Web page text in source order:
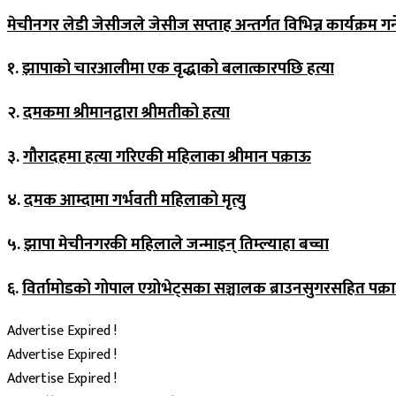
मेचीनगर लेडी जेसीजले जेसीज सप्ताह अन्तर्गत विभिन्न कार्यक्रम
१.झापाको चारआलीमा एक वृद्धाको बलात्कारपछि हत्या
२.दमकमा श्रीमानद्वारा श्रीमतीको हत्या
३.गौरादहमा हत्या गरिएकी महिलाका श्रीमान पक्राऊ
४.दमक आम्दामा गर्भवती महिलाको मृत्यु
५.झापा मेचीनगरकी महिलाले जन्माइन् तिम्ल्याहा बच्चा
६.विर्तामोडको गोपाल एग्रोभेट्सका सञ्चालक ब्राउनसुगरसहित
Advertise Expired !
Advertise Expired !
Advertise Expired !